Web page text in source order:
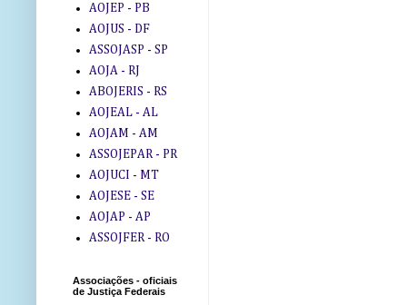
AOJEP - PB
AOJUS - DF
ASSOJASP - SP
AOJA - RJ
ABOJERIS - RS
AOJEAL - AL
AOJAM - AM
ASSOJEPAR - PR
AOJUCI - MT
AOJESE - SE
AOJAP - AP
ASSOJFER - RO
Associações - oficiais
de Justiça Federais